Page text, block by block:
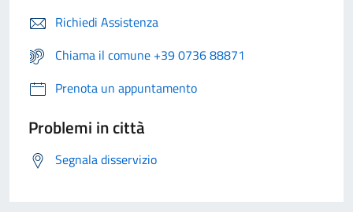
Richiedi Assistenza
Chiama il comune +39 0736 88871
Prenota un appuntamento
Problemi in città
Segnala disservizio